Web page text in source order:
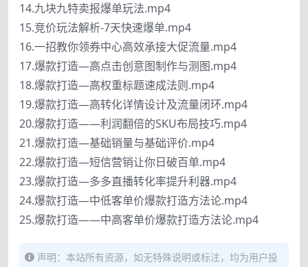
14.九块九特卖报爆单玩法.mp4
15.竞价玩法解析-7天快速爆单.mp4
16.一招教你领券中心高效承接大促流量.mp4
17.爆款打造—高点击创意图制作与测图.mp4
18.爆款打造—高权重标题速成法则.mp4
19.爆款打造—高转化详情设计及流量闭环.mp4
20.爆款打造——利润翻倍的SKU布局技巧.mp4
21.爆款打造—基础销量与基础评价.mp4
22.爆款打造—短信营销让你日破百单.mp4
23.爆款打造—多多直播转化率提升利器.mp4
24.爆款打造—中低客单价爆款打造方法论.mp4
25.爆款打造——中高客单价爆款打造方法论.mp4
声明：本站所有资源，如无特殊说明或标注，均为用户投